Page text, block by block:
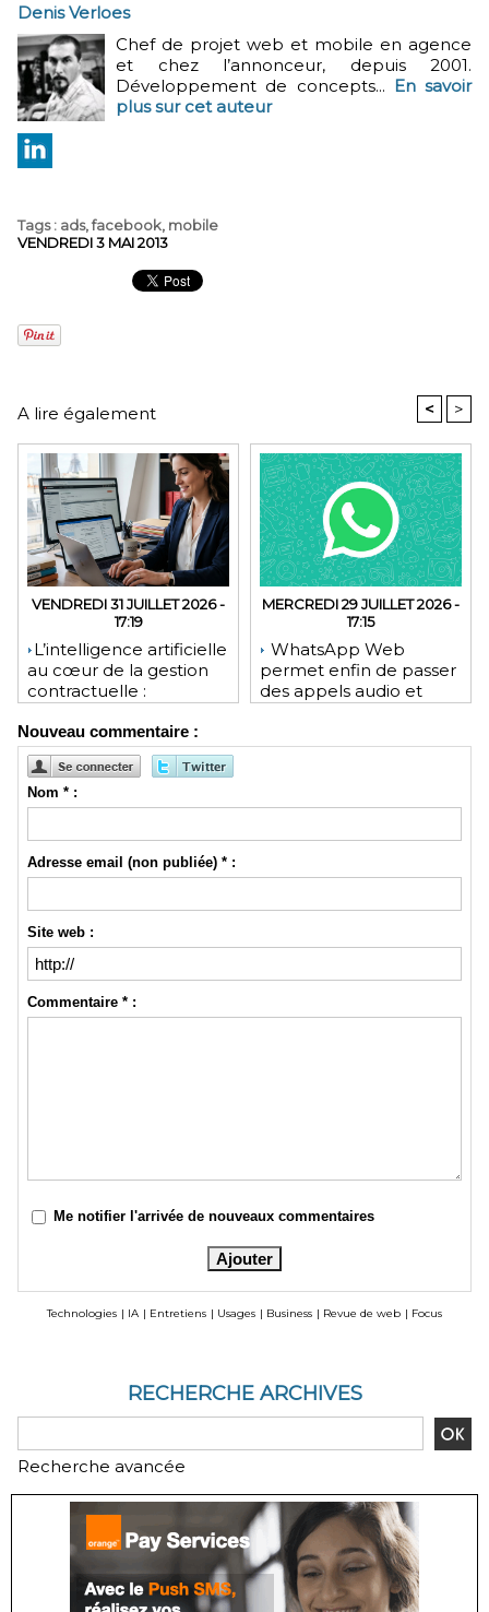
Denis Verloes
Chef de projet web et mobile en agence
et chez l’annonceur, depuis 2001.
Développement de concepts... En savoir
plus sur cet auteur
Tags: ads,facebook, mobile
VENDREDI 3 MAI 2013
A lire également < >
VENDREDI 31 JUILLET 2026 -
17:19
​L’intelligence artificielle
au cœur de la gestion
contractuelle :
pour les juristes ?
MERCREDI 29 JUILLET 2026 -
17:15
WhatsApp Web
permet enfin de passer
des appels audio et
Nouveau commentaire :
Nom * :
Adresse email (non publiée) * :
Site web :
Commentaire * :
Me notifier l'arrivée de nouveaux commentaires
Technologies | IA | Entretiens | Usages | Business | Revue de web | Focus
RECHERCHE ARCHIVES
Recherche avancée